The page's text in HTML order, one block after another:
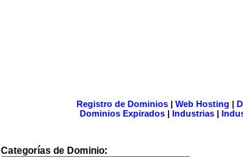
Registro de Dominios| Web Hosting |
Dominios Expirados | Industrias |
Categorías de Dominio: